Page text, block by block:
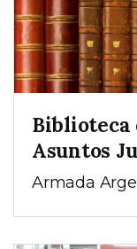
Biblioteca
Asuntos
Armada